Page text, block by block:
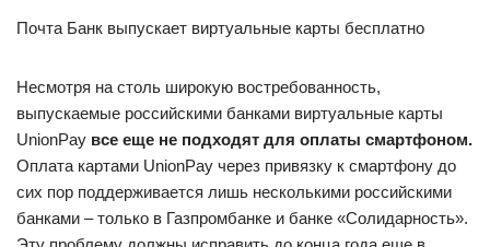
Почта Банк выпускает виртуальные карты бесплатно
Несмотря на столь широкую востребованность,
выпускаемые российскими банками виртуальные карты
UnionPay все еще не подходят для оплаты смартфоном.
Оплата картами UnionPay через привязку к смартфону до
сих пор поддерживается лишь несколькими российскими
банками – только в Газпромбанке и банке «Солидарность».